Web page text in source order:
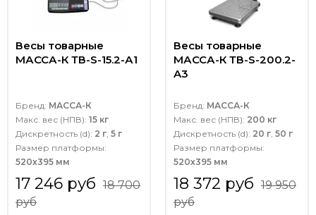
Весы товарные
МАССА-К ТВ-S-15.2-А1
Бренд: МАССА-К
Макс. вес (НПВ): 15 кг
Дискретность (d): 2 г, 5 г
Размер платформы:
520х395 мм
17 246 руб 18 700
руб
Весы товарные
МАССА-К ТВ-S-200.2-
A3
Бренд: МАССА-К
Макс. вес (НПВ): 200 кг
Дискретность (d): 20 г, 50 г
Размер платформы:
520х395 мм
18 372 руб 19 950
руб